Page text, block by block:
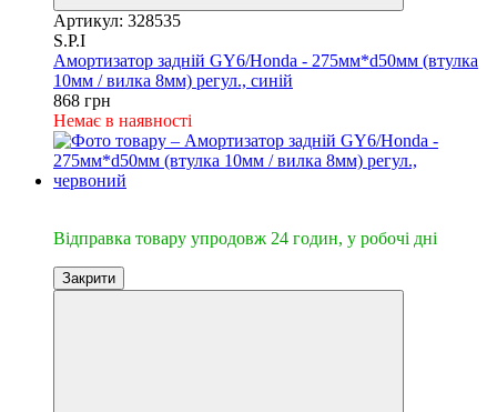
Артикул: 328535
S.P.I
Амортизатор задній GY6/Honda - 275мм*d50мм (втулка
10мм / вилка 8мм) регул., синій
868 грн
Немає в наявності
Відправка товару упродовж 24 годин, у робочі дні
Закрити